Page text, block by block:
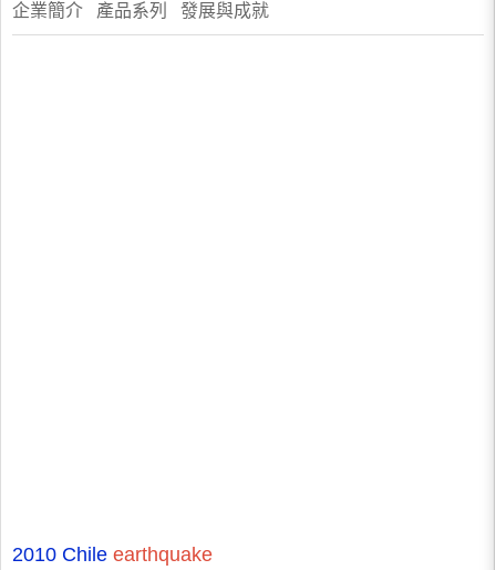
企業簡介 產品系列 發展與成就
2010 Chile earthquake